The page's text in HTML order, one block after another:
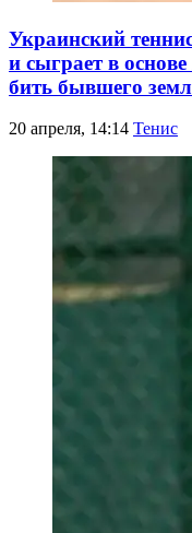
Украинский
и сыграет в
бить бывшего
20 апреля, 14:14 Тенис